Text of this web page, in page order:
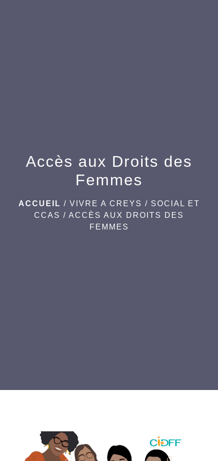
Accès aux Droits des
Femmes
ACCUEIL / VIVRE A CREYS / SOCIAL ET
CCAS / ACCÈS AUX DROITS DES
FEMMES